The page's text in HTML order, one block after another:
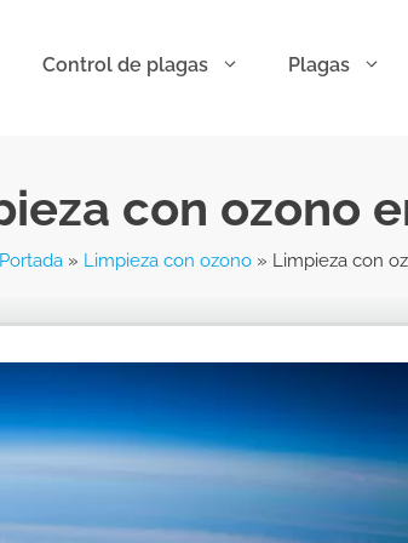
Control de plagas Plagas
con ozono
» Limpieza con ozono» Limpieza con